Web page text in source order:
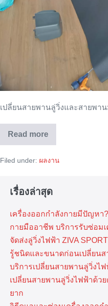
เปลี่ยนสายพานลู่วิ่งและสายพา
Read more
ซ่อม
ลู่
ไฟฟ้า
โครงการ
CENTRO
–
วิภาวดี
(AP
THAILAND)
Filed under: ผลงาน
เรื่องล่าสุด
เครื่องออกกำลังกายมีปัญหา
กายมืออาชีพ บริการรับซ่อม
จัดส่งลู่วิ่งไฟฟ้า ZIVA
รู้ชนิดและขนาดก่อนเปลี่ยนส
บริการเปลี่ยนสายพานลู่วิ่งไ
เปลี่ยนสายพานลู่วิ่งไฟฟ้าด้วย
ยาก